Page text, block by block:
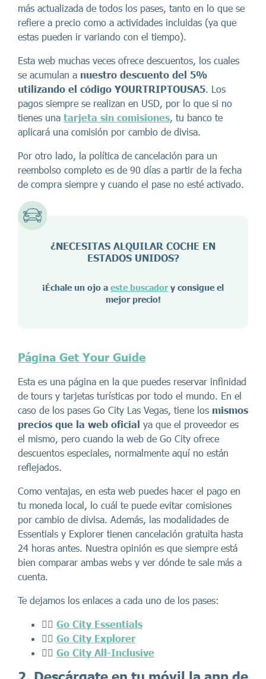
más actualizada de todos los pases, tanto en lo que se
refiere a precio como a actividades incluidas (ya que
estas pueden ir variando con el tiempo).
Esta web muchas veces ofrece descuentos, los cuales
se acumulan a nuestro descuento del 5%
utilizando el código YOURTRIPTOUSA5. Los
pagos siempre se realizan en USD, por lo que si no
tienes una tarjeta sin comisiones, tu banco te
aplicará una comisión por cambio de divisa.
Por otro lado, la política de cancelación para un
reembolso completo es de 90 días a partir de la fecha
de compra siempre y cuando el pase no esté activado.
¿NECESITAS ALQUILAR COCHE EN
ESTADOS UNIDOS?
¡Échale un ojo a este buscador y consigue el
mejor precio!
Página Get Your Guide
Esta es una página en la que puedes reservar infinidad
de tours y tarjetas turísticas por todo el mundo. En el
caso de los pases Go City Las Vegas, tiene los mismos
precios que la web oficial ya que el proveedor es
el mismo, pero cuando la web de Go City ofrece
descuentos especiales, normalmente aquí no están
reflejados.
Como ventajas, en esta web puedes hacer el pago en
tu moneda local, lo cuál te puede evitar comisiones
por cambio de divisa. Además, las modalidades de
Essentials y Explorer tienen cancelación gratuita hasta
24 horas antes. Nuestra opinión es que siempre está
bien comparar ambas webs y ver dónde te sale más a
cuenta.
Te dejamos los enlaces a cada uno de los pases:
👉🏼 Go City Essentials
👉🏼 Go City Explorer
👉🏼 Go City All-Inclusive